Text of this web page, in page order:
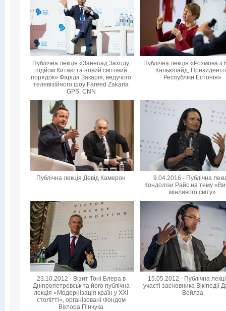
Публічна лекція «Занепад Заходу,
підйом Китаю та новий світовий
порядок» Фаріда Закарія, ведучого
телевізійного шоу Fareed Zakaria
GPS, CNN
Публічна лекція «Розмова з
Кальюлайд,
Республіки Естонія»
Публічна лекція Девід Камерон
9.04.2016 - Публічна
Кондолізи Райс на тему
мінливого світу»
23.10.2012 - Візит Тоні Блера в
Дніпропетровськ та його публічна
лекція «Модернізація країн у XXI
столітті», організовані Фондом
Віктора Пінчука
15.05.2012 - Публічна
участі засновника Вікіпедії
Вейлза